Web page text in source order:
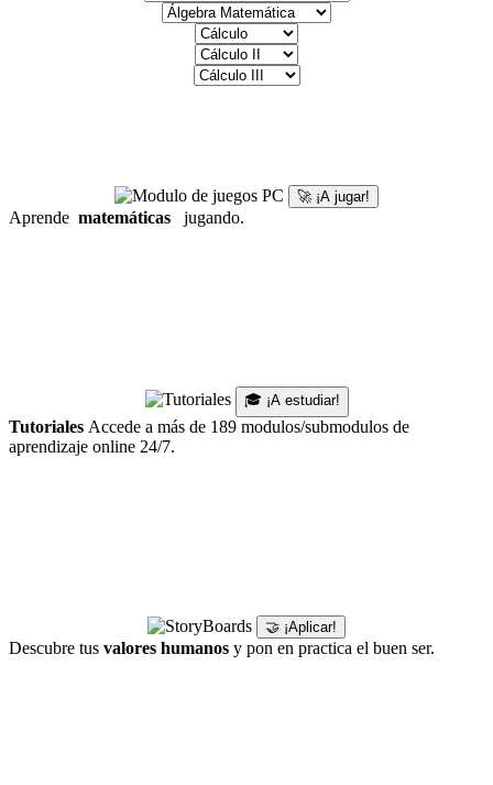
🚀 ¡A jugar!
Aprende matemáticas jugando.
🎓 ¡A estudiar!
Tutoriales Accede a más de 189 modulos/submodulos de
aprendizaje online 24/7.
🤝 ¡Aplicar!
Descubre tus valores humanos y pon en practica el buen ser.